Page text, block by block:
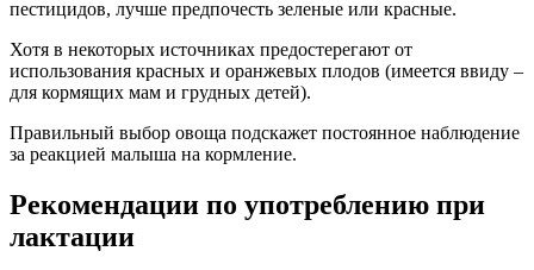
пестицидов, лучше предпочесть зеленые или красные.
Хотя в некоторых источниках предостерегают от
использования красных и оранжевых плодов (имеется ввиду –
для кормящих мам и грудных детей).
Правильный выбор овоща подскажет постоянное наблюдение
за реакцией малыша на кормление.
Рекомендации по употреблению при
лактации